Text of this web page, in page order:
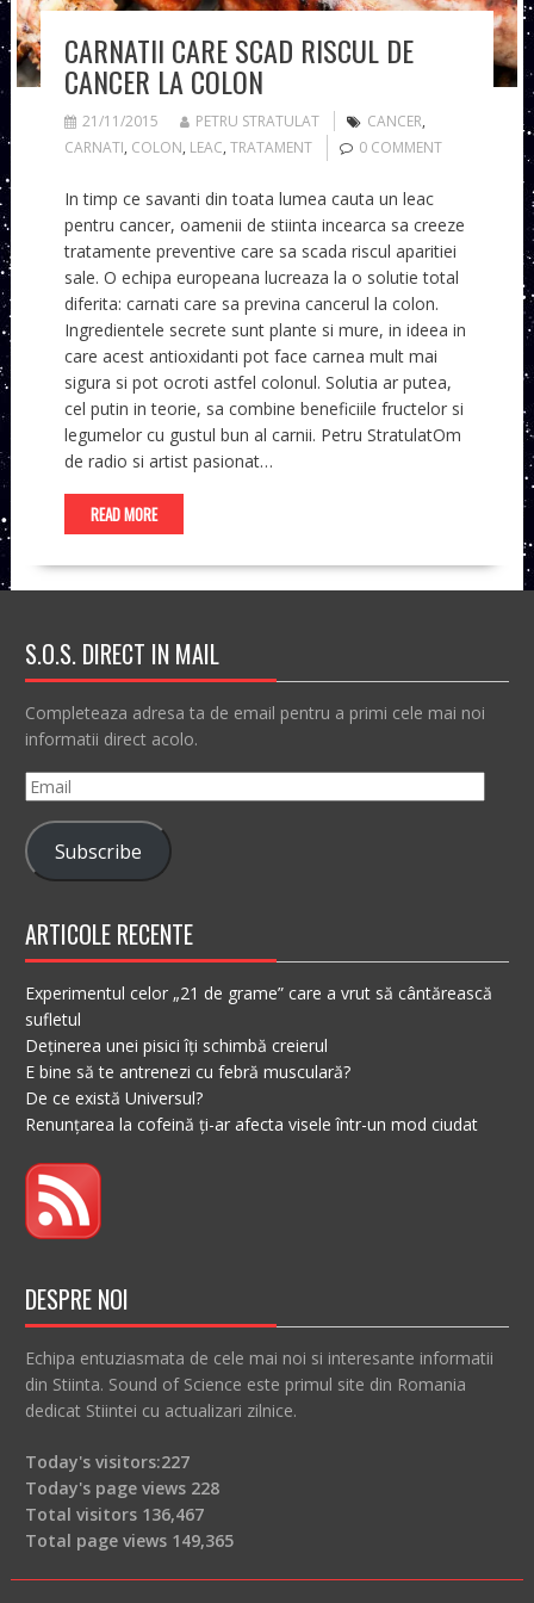
CARNATII CARE SCAD RISCUL DE
CANCER LA COLON
21/11/2015 PETRU STRATULAT CANCER,
CARNATI, COLON, LEAC, TRATAMENT 0 COMMENT
In timp ce savanti din toata lumea cauta un leac
pentru cancer, oamenii de stiinta incearca sa creeze
tratamente preventive care sa scada riscul aparitiei
sale. O echipa europeana lucreaza la o solutie total
diferita: carnati care sa previna cancerul la colon.
Ingredientele secrete sunt plante si mure, in ideea in
care acest antioxidanti pot face carnea mult mai
sigura si pot ocroti astfel colonul. Solutia ar putea,
cel putin in teorie, sa combine beneficiile fructelor si
legumelor cu gustul bun al carnii. Petru StratulatOm
de radio si artist pasionat…
READ MORE
S.O.S. DIRECT IN MAIL
Completeaza adresa ta de email pentru a primi cele mai noi
informatii direct acolo.
Email
Subscribe
ARTICOLE RECENTE
Experimentul celor „21 de grame” care a vrut să cântărească
sufletul
Deținerea unei pisici îți schimbă creierul
E bine să te antrenezi cu febră musculară?
De ce există Universul?
Renunțarea la cofeină ți-ar afecta visele într-un mod ciudat
DESPRE NOI
Echipa entuziasmata de cele mai noi si interesante informatii
din Stiinta. Sound of Science este primul site din Romania
dedicat Stiintei cu actualizari zilnice.
Today's visitors:227
Today's page views 228
Total visitors 136,467
Total page views 149,365